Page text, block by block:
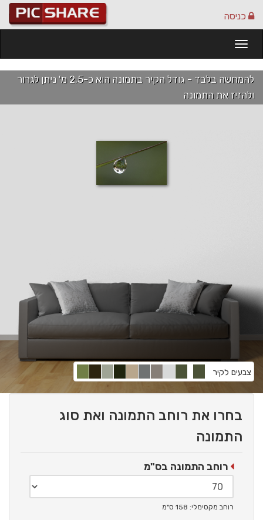
כניסה
להמחשה בלבד - גודל הקיר בתמונה הוא כ-2.5 מ' ניתן לגרור
ולהזיז את התמונה
צבעים לקיר
בחרו את רוחב התמונה ואת סוג
התמונה
רוחב התמונה בס"מ
רוחב מקסימלי: 158 ס"מ